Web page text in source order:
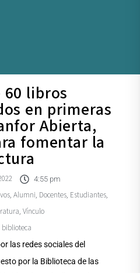
60 libros
en primeras
Abierta,
fomentar la
4:55 pm
, Alumni, Docentes, Estudiantes,
, Vínculo
biblioteca
las redes sociales del
por la Biblioteca de las